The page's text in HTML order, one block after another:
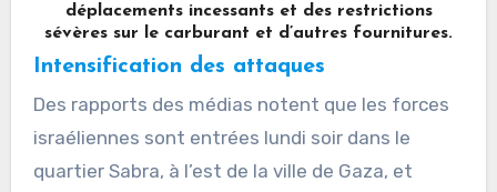
déplacements incessants et des restrictions
sévères sur le carburant et d’autres fournitures.
Intensification des attaques
Des rapports des médias notent que les forces
israéliennes sont entrées lundi soir dans le
quartier Sabra, à l’est de la ville de Gaza, et